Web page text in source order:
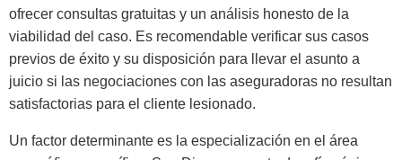
ofrecer consultas gratuitas y un análisis honesto de la
viabilidad del caso. Es recomendable verificar sus casos
previos de éxito y su disposición para llevar el asunto a
juicio si las negociaciones con las aseguradoras no resultan
satisfactorias para el cliente lesionado.
Un factor determinante es la especialización en el área